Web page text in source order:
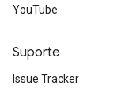
YouTube
Suporte
Issue Tracker